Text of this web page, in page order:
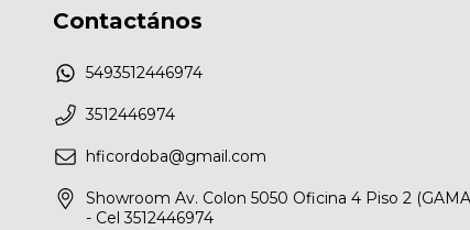
Contactános
5493512446974
3512446974
hficordoba@gmail.com
Showroom Av. Colon 5050 Oficina 4 Piso 2
- Cel 3512446974